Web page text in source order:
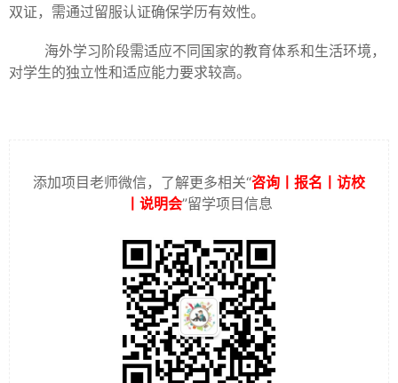
双证，需通过留服认证确保学历有效性。
海外学习阶段需适应不同国家的教育体系和生活环境，
对学生的独立性和适应能力要求较高。
添加项目老师微信，了解更多相关“咨询丨报名丨访校
丨说明会”留学项目信息